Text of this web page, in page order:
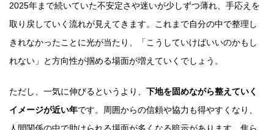
2025年まで続いていた不安定さや迷いが少しずつ薄れ、手応えを
取り戻していく流れが見えてきます。これまで自分の中で整理し
きれなかったことに光が当たり、「こうしていけばいいのかもし
れない」と方向性が掴める場面が増えていくでしょう。
ただし、一気に伸びるというより、 下地を固めながら整えていく
イメージが近い年です。周囲からの信頼や協力も得やすくなり、